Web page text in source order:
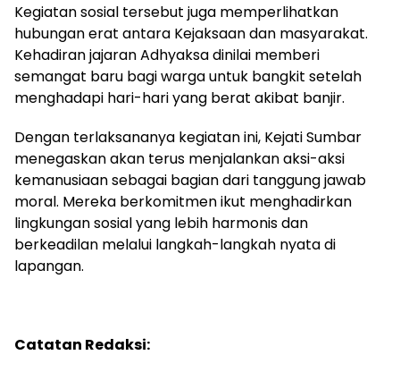
Kegiatan sosial tersebut juga memperlihatkan
hubungan erat antara Kejaksaan dan masyarakat.
Kehadiran jajaran Adhyaksa dinilai memberi
semangat baru bagi warga untuk bangkit setelah
menghadapi hari-hari yang berat akibat banjir.
Dengan terlaksananya kegiatan ini, Kejati Sumbar
menegaskan akan terus menjalankan aksi-aksi
kemanusiaan sebagai bagian dari tanggung jawab
moral. Mereka berkomitmen ikut menghadirkan
lingkungan sosial yang lebih harmonis dan
berkeadilan melalui langkah-langkah nyata di
lapangan.
Catatan Redaksi: